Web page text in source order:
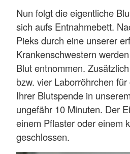
Nun folgt die eigentliche
sich aufs Entnahmebett.
Pieks durch eine unserer
Krankenschwestern
Blut entnommen.
bzw. vier Laborröhrchen
Ihrer Blutspende in
ungefähr 10 Minuten. Der
einem Pflaster oder einem
geschlossen.